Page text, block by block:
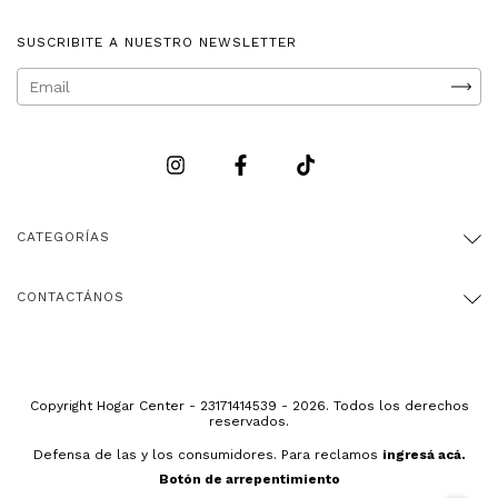
SUSCRIBITE A NUESTRO NEWSLETTER
CATEGORÍAS
CONTACTÁNOS
Copyright Hogar Center - 23171414539 - 2026. Todos los derechos
reservados.
Defensa de las y los consumidores. Para reclamos ingresá acá.
Botón de arrepentimiento